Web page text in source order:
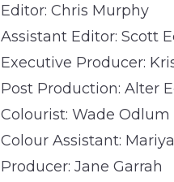
Editor: Chris Murphy
Assistant Editor: Scott
Executive Producer:
Post Production: Alter
Colourist: Wade Odlum
Colour Assistant:
Producer: Jane Garrah